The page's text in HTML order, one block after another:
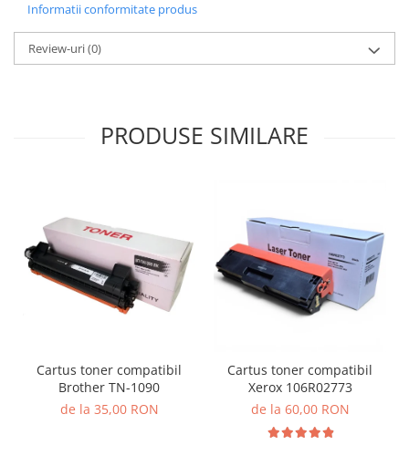
Informatii conformitate produs
Review-uri(0)
PRODUSE SIMILARE
Cartus toner compatibil
Brother TN-1090
de la 35,00 RON
Cartus toner compatibil
Xerox 106R02773
de la 60,00 RON